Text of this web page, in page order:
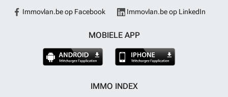
Immovlan.be op Facebook Immovlan.be op LinkedIn
MOBIELE APP
IMMO INDEX